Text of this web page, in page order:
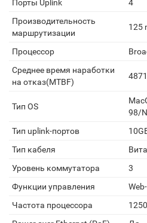
Порты Uplink
4
Производительность
маршрутизации
125
Процессор
Среднее время наработки
на отказ(MTBF)
Тип OS
98/
Тип uplink-портов
Тип кабеля
Уровень коммутатора
3
Функции управления
Частота процессора